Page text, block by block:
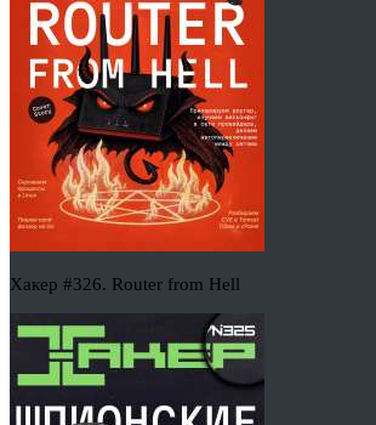
Хакер #326. Router from Hell